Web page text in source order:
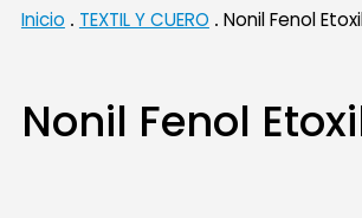
Inicio TEXTIL Y CUERO Nonil Fenol
Nonil Fenol